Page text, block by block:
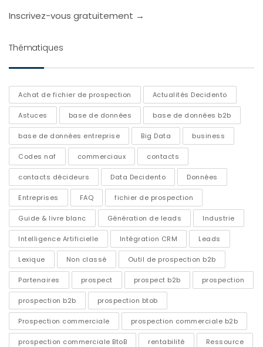
Inscrivez-vous gratuitement →
Thématiques
Achat de fichier de prospection Actualités Decidento
Astuces base de données base de données b2b
base de données entreprise Big Data business
Codes naf commerciaux contacts
contacts décideurs Data Decidento Données
Entreprises FAQ fichier de prospection
Guide & livre blanc Génération de leads Industrie
Intelligence Artificielle Intégration CRM Leads
Lexique Non classé Outil de prospection b2b
Partenaires prospect prospect b2b prospection
prospection b2b prospection btob
Prospection commerciale prospection commerciale b2b
prospection commerciale BtoB rentabilité Ressource